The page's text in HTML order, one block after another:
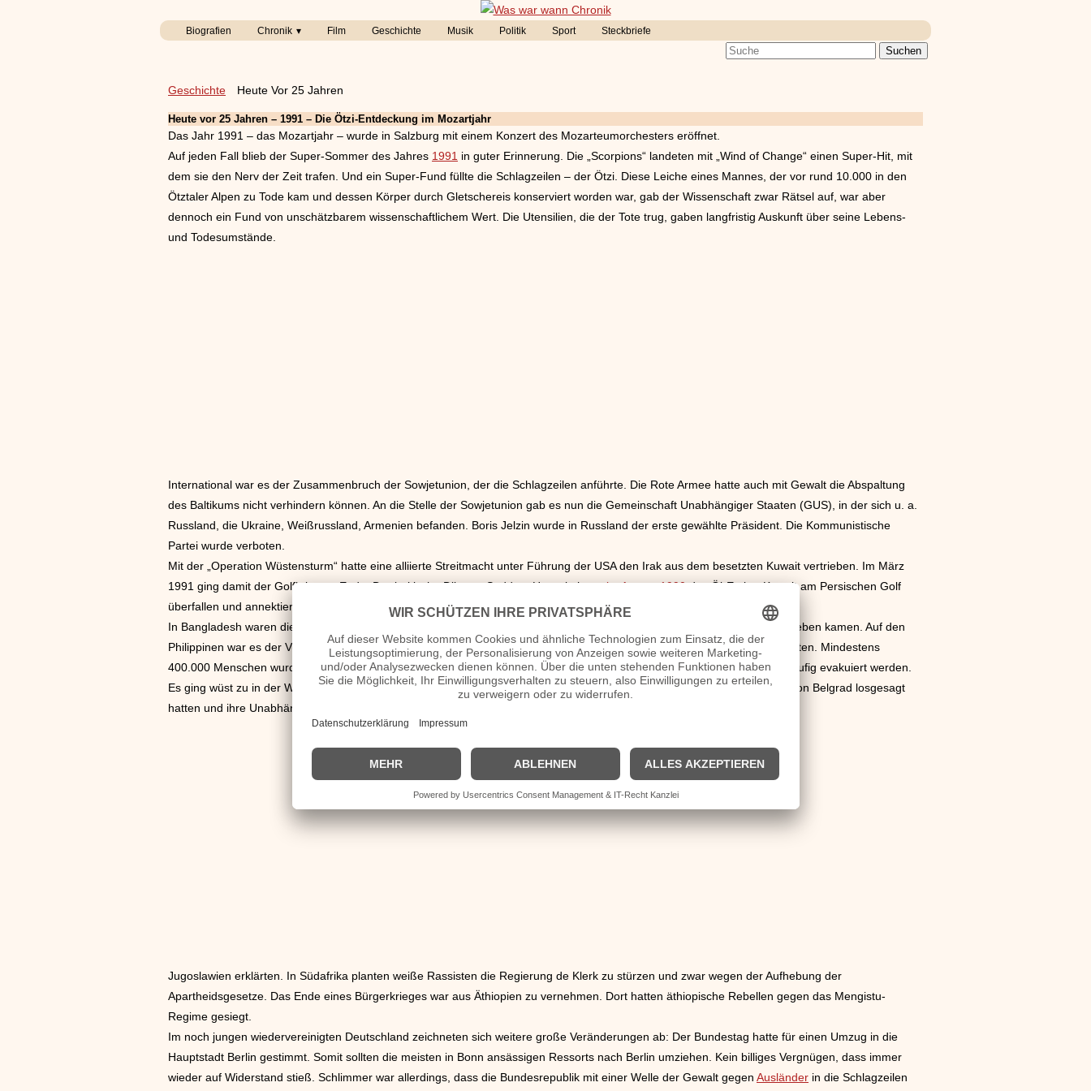
Biografien Chronik Film Geschichte Musik Politik Sport Steckbriefe
Geschichte Heute Vor 25 Jahren
Heute vor 25 Jahren – 1991 – Die Ötzi-Entdeckung im Mozartjahr
Das Jahr 1991 – das Mozartjahr – wurde in Salzburg mit einem Konzert des Mozarteumorchesters eröffnet.
Auf jeden Fall blieb der Super-Sommer des Jahres 1991 in guter Erinnerung. Die „Scorpions“ landeten mit „Wind of Change“ einen Super-Hit, mit
dem sie den Nerv der Zeit trafen. Und ein Super-Fund füllte die Schlagzeilen – der Ötzi. Diese Leiche eines Mannes, der vor rund 10.000 in den
Ötztaler Alpen zu Tode kam und dessen Körper durch Gletschereis konserviert worden war, gab der Wissenschaft zwar Rätsel auf, war aber
dennoch ein Fund von unschätzbarem wissenschaftlichem Wert. Die Utensilien, die der Tote trug, gaben langfristig Auskunft über seine Lebens-
und Todesumstände.
International war es der Zusammenbruch der Sowjetunion, der die Schlagzeilen anführte. Die Rote Armee hatte auch mit Gewalt die Abspaltung
des Baltikums nicht verhindern können. An die Stelle der Sowjetunion gab es nun die Gemeinschaft Unabhängiger Staaten (GUS), in der sich u. a.
Russland, die Ukraine, Weißrussland, Armenien befanden. Boris Jelzin wurde in Russland der erste gewählte Präsident. Die Kommunistische
Partei wurde verboten.
Mit der „Operation Wüstensturm“ hatte eine alliierte Streitmacht unter Führung der USA den Irak aus dem besetzten Kuwait vertrieben. Im März
1991 ging damit der Golfkrieg zu Ende. Der irakische Diktator Saddam Hussein hatteim August 1990das Öl-Emirat Kuwait am Persischen Golf
überfallen und annektiert.
In Bangladesh waren die Menschen von einer schweren Flutkatastrophe betroffen, bei der rund 100.000 Menschen ums Leben kamen. Auf den
Philippinen war es der Vulkan Pinatubo auf der Insel Luzon, dessen Ascheausbrüche etwa 500 Menschen das Leben kosteten. Mindestens
400.000 Menschen wurden obdachlos. Die Clark Air Base, eine der größten Militärbasen der Geschichte, musste zwangsläufig evakuiert werden.
Es ging wüst zu in der Welt. Die Jugoslawische Bundesarmee stand im Kampf gegen die Slowenen und Kroaten, die sich von Belgrad losgesagt
hatten und ihre Unabhängigkeit von
Jugoslawien erklärten. In Südafrika planten weiße Rassisten die Regierung de Klerk zu stürzen und zwar wegen der Aufhebung der
Apartheidsgesetze. Das Ende eines Bürgerkrieges war aus Äthiopien zu vernehmen. Dort hatten äthiopische Rebellen gegen das Mengistu-
Regime gesiegt.
Im noch jungen wiedervereinigten Deutschland zeichneten sich weitere große Veränderungen ab: Der Bundestag hatte für einen Umzug in die
Hauptstadt Berlin gestimmt. Somit sollten die meisten in Bonn ansässigen Ressorts nach Berlin umziehen. Kein billiges Vergnügen, dass immer
wieder auf Widerstand stieß. Schlimmer war allerdings, dass die Bundesrepublik mit einer Welle der Gewalt gegen Ausländer in die Schlagzeilen